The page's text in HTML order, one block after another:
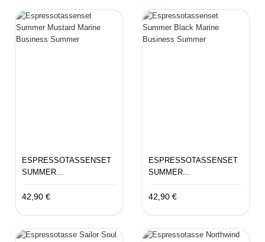
ESPRESSOTASSENSET
SUMMER...
42,90 €
ESPRESSOTASSENSET
SUMMER...
42,90 €